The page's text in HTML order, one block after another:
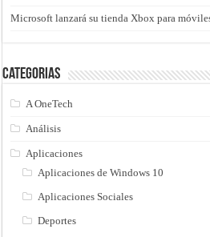
Microsoft lanzará su tienda Xbox para
Categorias
A OneTech
Análisis
Aplicaciones
Aplicaciones de Windows 10
Aplicaciones Sociales
Deportes